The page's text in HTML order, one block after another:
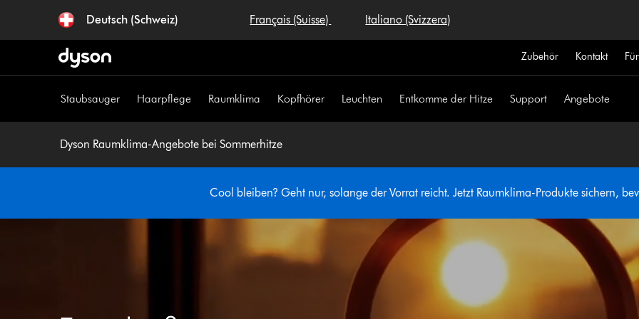
überspringen
Deutsch (Schweiz) Français (Suisse) Italiano (Svizzera)
Zubehör Kontakt
Staubsauger Haarpflege Raumklima Kopfhörer Leuchten Entkomme der Hitze Support Angebote
Dyson Raumklima-Angebote bei Sommerhitze
Cool bleiben? Geht nur, solange der Vorrat reicht. Jetzt Raumklima-Produkte sichern,